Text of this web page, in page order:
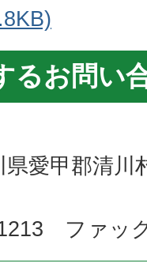
るお問い
愛甲郡清川
ファッ